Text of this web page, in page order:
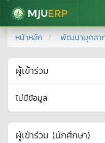
มหาวิทยาลัยแม่โจ้
หน้าหลัก พัฒนาบุคลา
ผู้เข้าร่วม
ไม่มีข้อมูล
ผู้เข้าร่วม (นักศึกษา)